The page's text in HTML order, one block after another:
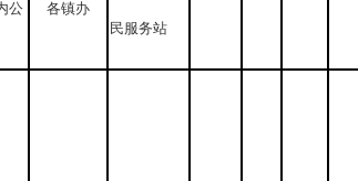
公 各镇办
民服务站